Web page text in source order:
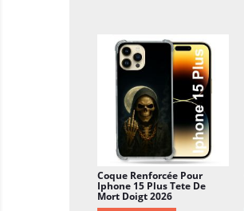
Coque Renforcée Pour
Iphone 15 Plus Tete De
Mort Doigt 2026